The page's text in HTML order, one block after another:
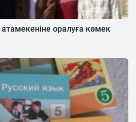
оралуға көмек